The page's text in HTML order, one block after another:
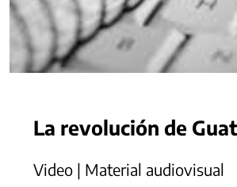
La revolución de
Video | Material audiovisual